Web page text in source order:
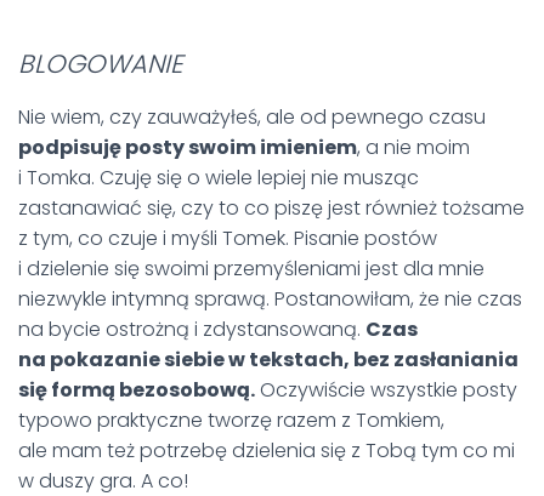
BLOGOWANIE
Nie wiem, czy zauważyłeś, ale od pewnego czasu
podpisuję posty swoim imieniem, a nie moim
i Tomka. Czuję się o wiele lepiej nie musząc
zastanawiać się, czy to co piszę jest również tożsame
z tym, co czuje i myśli Tomek. Pisanie postów
i dzielenie się swoimi przemyśleniami jest dla mnie
niezwykle intymną sprawą. Postanowiłam, że nie czas
na bycie ostrożną i zdystansowaną. Czas
na pokazanie siebie w tekstach, bez zasłaniania
się formą bezosobową.Oczywiście wszystkie posty
typowo praktyczne tworzę razem z Tomkiem,
ale mam też potrzebę dzielenia się z Tobą tym co mi
w duszy gra. A co!